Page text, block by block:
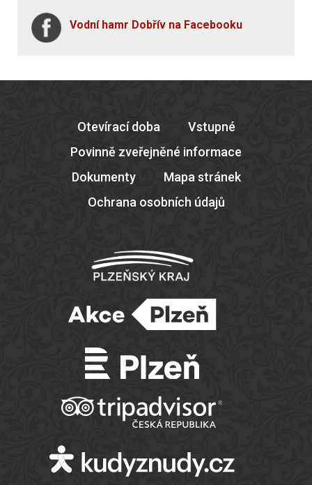
Vodní hamr Dobřív na Facebooku
Otevírací doba
Vstupné
Povinně zveřejněné informace
Dokumenty
Mapa stránek
Ochrana osobních údajů